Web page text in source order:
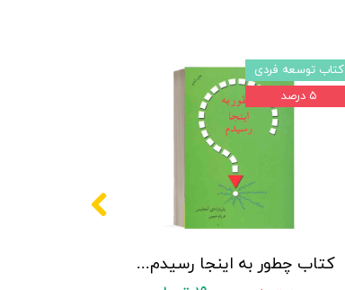
کتاب چطور به اینجا رسیدم - نشر بدیهه
کتاب توسعه فردی
۵ درصد